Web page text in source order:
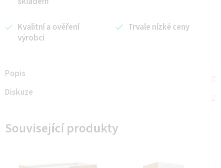
Kvalitní a ověření
výrobci
Trvale nízké ceny
Popis
Diskuze
Související produkty